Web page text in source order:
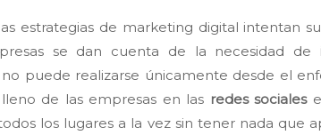
estrategias de marketing digital intentan
se dan cuenta de la necesidad de
puede realizarse únicamente desde el
de las empresas en las redes sociales
los lugares a la vez sin tener nada que